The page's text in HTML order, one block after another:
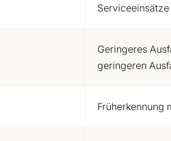
Serviceeinsätze
Geringeres
geringeren
Früherkennung